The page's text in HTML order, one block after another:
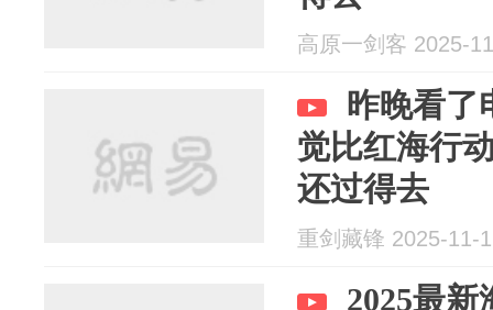
高原一剑客 2025-
昨晚看了
觉比红海行
还过得去
重剑藏锋 2025-11-
2025最